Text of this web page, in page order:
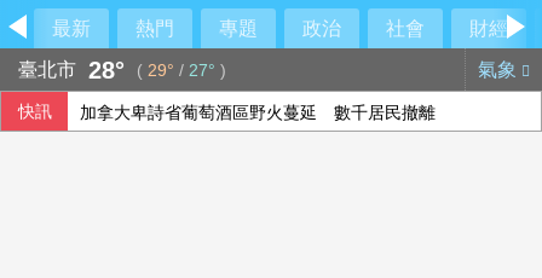
最新 熱門 專題 政治 社會
財經
臺北市 28° ( 29° / 27° ) 氣象
快訊 加拿大卑詩省葡萄酒區野火蔓延 數千居民撤離